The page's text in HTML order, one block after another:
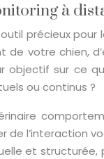
à
précieux pour
votre chien,
objectif sur ce
ou continus ?
de l’interaction
et structurée,